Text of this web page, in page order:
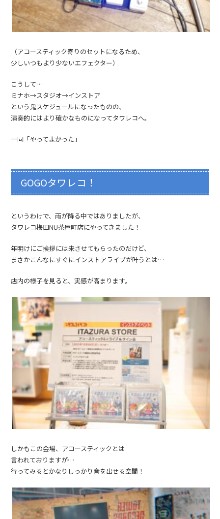
（アコースティック寄りのセットになるため、
少しいつもより少ないエフェクター）
こうして…
ミナホ→スタジオ→インストア
という鬼スケジュールになったものの、
演奏的にはより確かなものになってタワレコへ。
一同「やってよかった」
GOGOタワレコ！
というわけで、雨が降る中ではありましたが、
タワレコ梅田NU茶屋町店にやってきました！
年明けにご挨拶には来させてもらったのだけど、
まさかこんなにすぐにインストアライブが叶うとは…
店内の様子を見ると、実感が高まります。
しかもこの会場、アコースティックとは
言われておりますが…
行ってみるとかなりしっかり音を出せる空間！